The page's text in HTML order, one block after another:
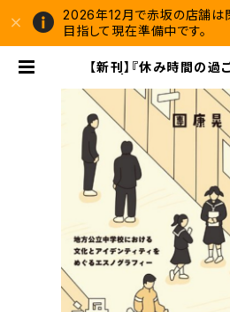
2026年12月で赤坂の店舗は
目指して現在準備中です。
【新刊】『休み時間の過